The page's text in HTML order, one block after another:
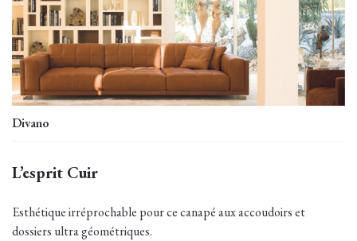
Divano
L’esprit Cuir
Esthétique irréprochable pour ce canapé aux accoudoirs et
dossiers ultra géométriques.